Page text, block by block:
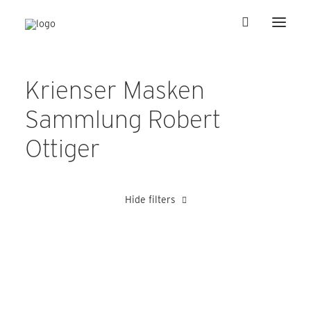
Krienser Masken
Sammlung Robert
Ottiger
Hide filters